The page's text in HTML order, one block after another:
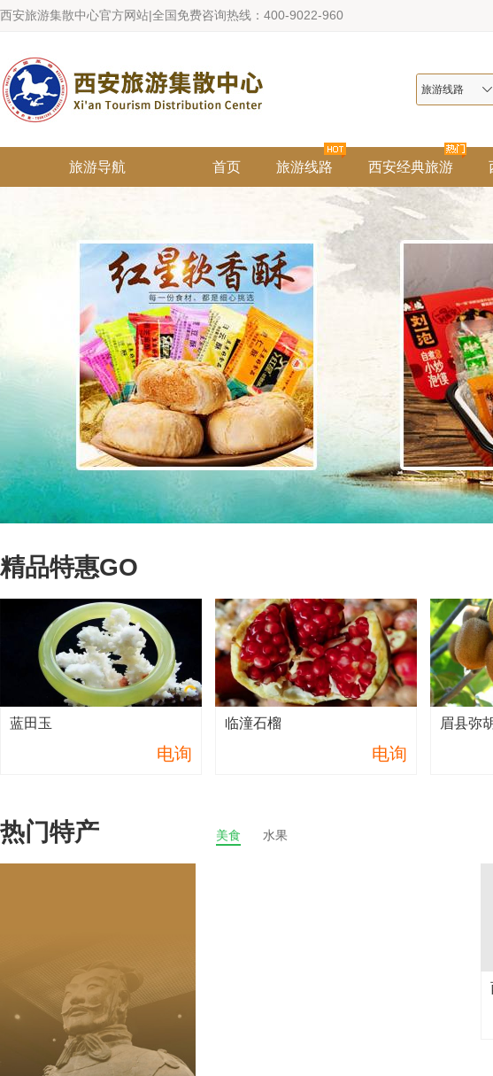
西安旅游集散中心官方网站|全国免费咨询热线：400-9022-960
旅游线路
旅游导航 首页 旅游线路 西安经典旅游
精品特惠GO
蓝田玉
电询
临潼石榴
电询
眉县弥
热门特产 美食 水果